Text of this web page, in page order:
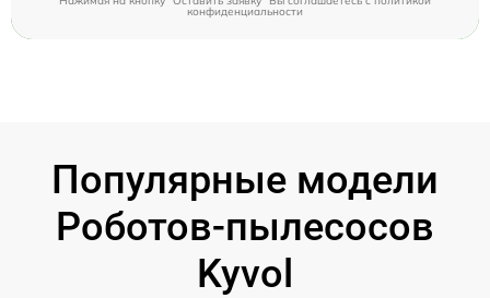
конфиденциальности
Популярные модели
Роботов-пылесосов
Kyvol